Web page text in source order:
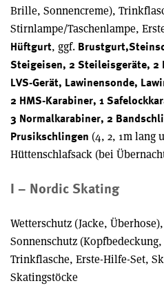
Brille, Sonnencreme),
Stirnlampe/Taschenlampe,
Hüftgurt, ggf. Brustgurt,
Steigeisen, 2 Steileisgeräte, 2
LVS-Gerät, Lawinensonde,
2 HMS-Karabiner, 1
3 Normalkarabiner, 2
Prusikschlingen (4, 2, 1m lang
Hüttenschlafsack (bei
I – Nordic Skating
Wetterschutz (Jacke,
Sonnenschutz
Trinkflasche, Erste-Hilfe-Set,
Skatingstöcke